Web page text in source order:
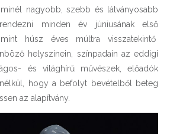
nagyobb, szebb és látványosabb
minden év júniusának első
húsz éves múltra visszatekintő
helyszínein, színpadain az eddigi
és világhírű művészek, előadók
hogy a befolyt bevételből beteg
az alapítvány.